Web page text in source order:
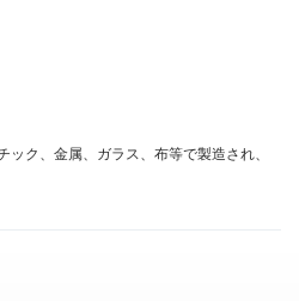
ク、金属、ガラス、布等で製造され、